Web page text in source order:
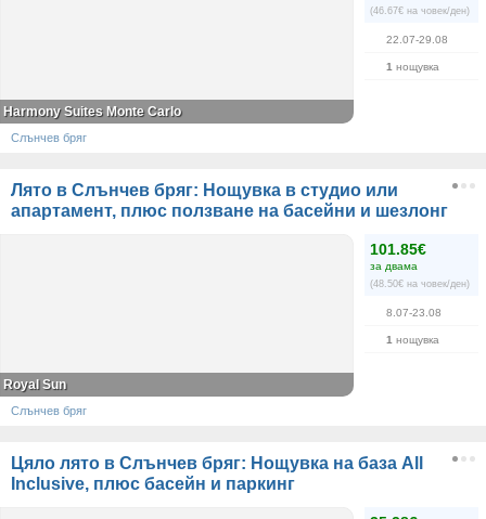
(46.67€ на човек/ден)
22.07-29.08
1 нощувка
Harmony Suites Monte Carlo
Слънчев бряг
Лято в Слънчев бряг: Нощувка в студио или
апартамент, плюс ползване на басейни и шезлонг
101.85€
за двама
(48.50€ на човек/ден)
8.07-23.08
1 нощувка
Royal Sun
Слънчев бряг
Цяло лято в Слънчев бряг: Нощувка на база All
Inclusive, плюс басейн и паркинг